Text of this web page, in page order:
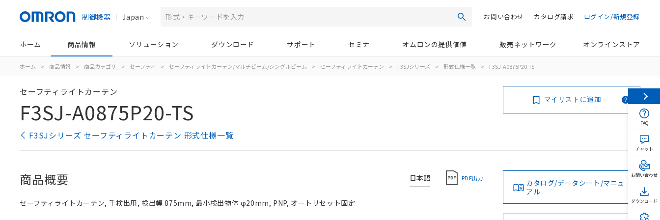
制御機器 Japan 検索 ログイン/新規登録
カタログ請求
お問い合わせ
ホーム 商品情報 ソリューション ダウンロード サポート セミナ オムロンの提供価値 販売ネットワーク オンラインストア
ホーム > 商品情報 > 商品カテゴリ > セーフティ > セーフティライトカーテン/マルチビーム/シングルビーム > セーフティライトカーテン > F3SJシリーズ > 形式仕様一覧 > F3SJ-A0875P20-TS
セーフティライトカーテン
F3SJ-A0875P20-TS
F3SJシリーズ セーフティライトカーテン 形式仕様一覧
マイリストに追加
日本語 PDF出力
商品概要
セーフティライトカーテン, 手検出用, 検出幅 875mm, 最小検出物体 φ20mm, PNP, オートリセット固定
カタログ/データシート/マニュ
アル
FAQ
チャット
お問い合わせ
ダウンロード